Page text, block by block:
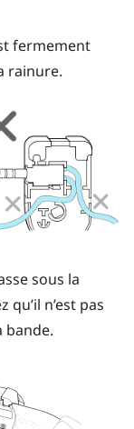
fermement
rainure.
sous la
n’est pas
bande.